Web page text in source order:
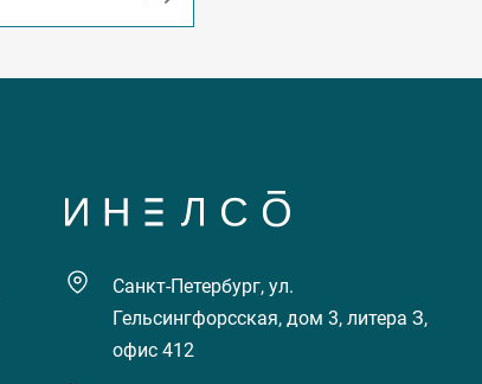
Санкт-Петербург, ул.
Гельсингфорсская, дом 3, литера З,
офис 412